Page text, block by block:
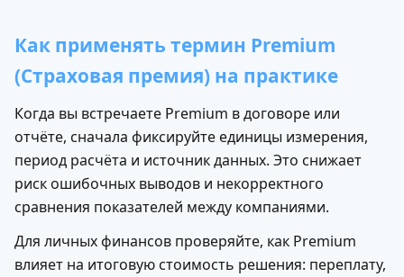
Как применять термин Premium
(Страховая премия) на практике
Когда вы встречаете Premium в договоре или
отчёте, сначала фиксируйте единицы измерения,
период расчёта и источник данных. Это снижает
риск ошибочных выводов и некорректного
сравнения показателей между компаниями.
Для личных финансов проверяйте, как Premium
влияет на итоговую стоимость решения: переплату,